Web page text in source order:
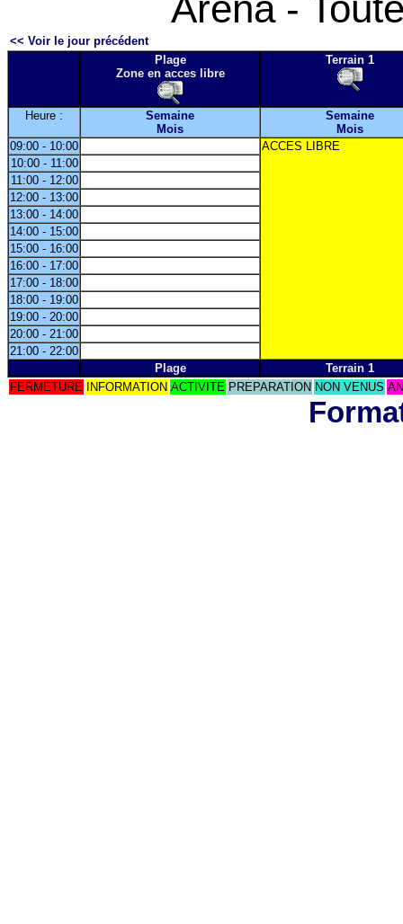
<< Voir le jour précédent
Plage
Zone en acces libre
Terrain 1
Heure :
Semaine
Mois
Semaine
Mois
09:00 - 10:00
ACCES LIBRE
10:00 - 11:00
11:00 - 12:00
12:00 - 13:00
13:00 - 14:00
14:00 - 15:00
15:00 - 16:00
16:00 - 17:00
17:00 - 18:00
18:00 - 19:00
19:00 - 20:00
20:00 - 21:00
21:00 - 22:00
Plage
Terrain 1
FERMETURE
INFORMATION ACTIVITE PREPARATION NON VENUS